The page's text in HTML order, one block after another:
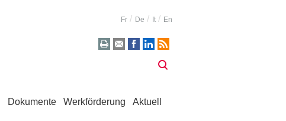
Fr De It En
Dokumente Werkförderung Aktuell